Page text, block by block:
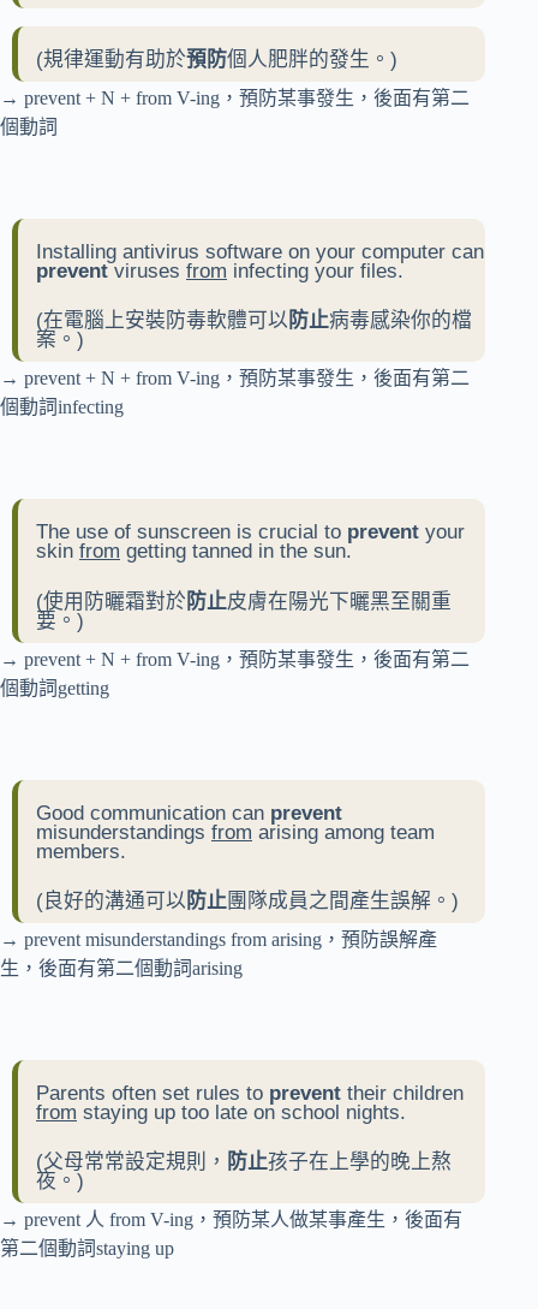
(規律運動有助於預防個人肥胖的發生。)
→ prevent + N + from V-ing，預防某事發生，後面有第二
個動詞
Installing antivirus software on your computer can
prevent viruses from infecting your files.
(在電腦上安裝防毒軟體可以 防止病毒感染你的檔
案。)
→ prevent + N + from V-ing，預防某事發生，後面有第二
個動詞infecting
The use of sunscreen is crucial to prevent your
skin from getting tanned in the sun.
(使用防曬霜對於 防止皮膚在陽光下曬黑至關重
要。)
→ prevent + N + from V-ing，預防某事發生，後面有第二
個動詞getting
Good communication can prevent
misunderstandings from arising among team
members.
(良好的溝通可以 防止團隊成員之間產生誤解。)
→ prevent misunderstandings from arising，預防誤解產
生，後面有第二個動詞arising
Parents often set rules to prevent their children
from staying up too late on school nights.
(父母常常設定規則， 防止孩子在上學的晚上熬
夜。)
→ prevent 人 from V-ing，預防某人做某事產生，後面有
第二個動詞staying up